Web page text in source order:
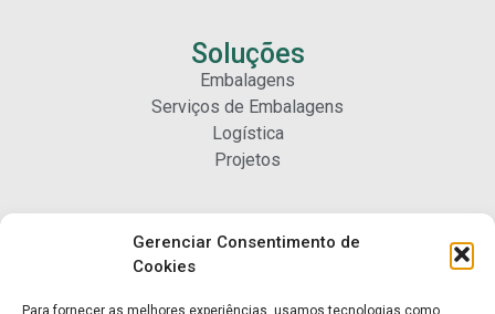
Gerenciar Consentimento de
Cookies
Para fornecer as melhores experiências, usamos tecnologias como
Soluções
Embalagens
Serviços de Embalagens
Logística
Projetos
Carreiras